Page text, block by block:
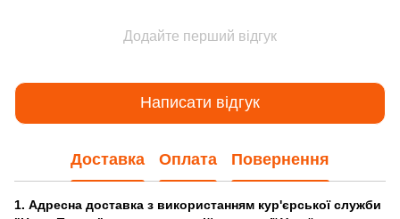
Додайте перший відгук
Написати відгук
Доставка Оплата Повернення
1. Адресна доставка з використанням кур'єрської служби